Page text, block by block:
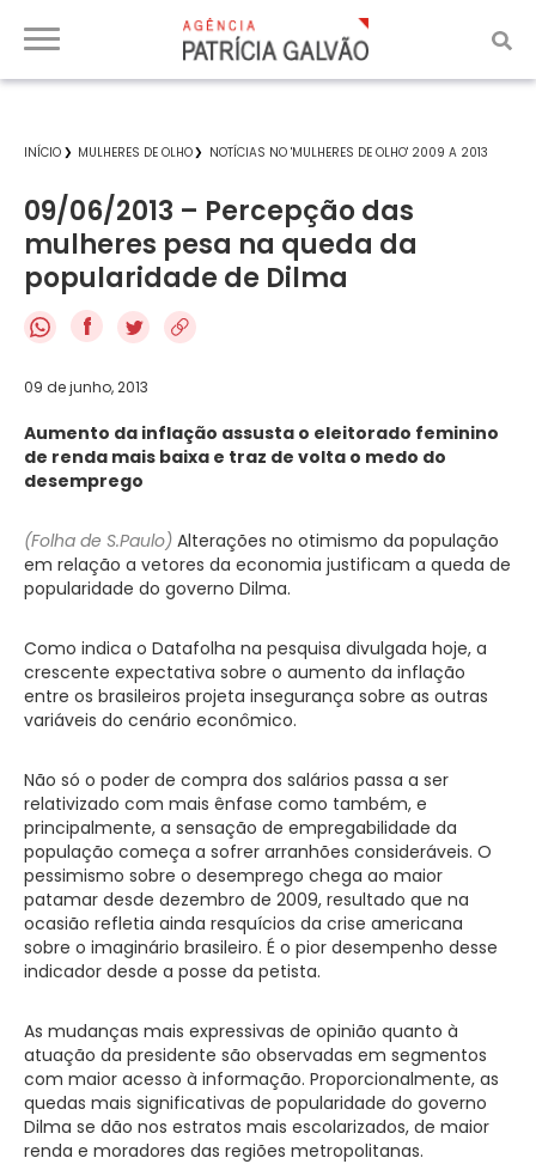
INÍCIO MULHERES DE OLHO NOTÍCIAS NO 'MULHERES DE OLHO' 2009 A 2013
09/06/2013 – Percepção das
mulheres pesa na queda da
popularidade de Dilma
f
09 de junho, 2013
Aumento da inflação assusta o eleitorado feminino
de renda mais baixa e traz de volta o medo do
desemprego
(Folha de S.Paulo) Alterações no otimismo da população
em relação a vetores da economia justificam a queda de
popularidade do governo Dilma.
Como indica o Datafolha na pesquisa divulgada hoje, a
crescente expectativa sobre o aumento da inflação
entre os brasileiros projeta insegurança sobre as outras
variáveis do cenário econômico.
Não só o poder de compra dos salários passa a ser
relativizado com mais ênfase como também, e
principalmente, a sensação de empregabilidade da
população começa a sofrer arranhões consideráveis. O
pessimismo sobre o desemprego chega ao maior
patamar desde dezembro de 2009, resultado que na
ocasião refletia ainda resquícios da crise americana
sobre o imaginário brasileiro. É o pior desempenho desse
indicador desde a posse da petista.
As mudanças mais expressivas de opinião quanto à
atuação da presidente são observadas em segmentos
com maior acesso à informação. Proporcionalmente, as
quedas mais significativas de popularidade do governo
Dilma se dão nos estratos mais escolarizados, de maior
renda e moradores das regiões metropolitanas.